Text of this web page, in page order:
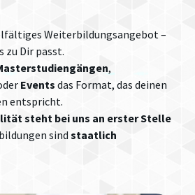
Weiterbildungsangebot –
zu Dir passt.
,
Events das Format, das deinen
entspricht.
steht bei uns an erster Stelle
sind staatlich